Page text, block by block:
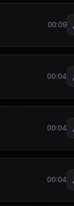
00:09
00:04
00:04
00:04